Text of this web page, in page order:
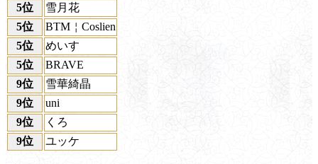
5位
雪月花
5位
BTM￤Coslien
5位
めいす
5位
BRAVE
9位
雪華綺晶
9位
uni
9位
くろ
9位
ユッケ